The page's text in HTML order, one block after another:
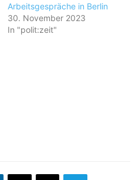
Arbeitsgespräche in Berlin
30. November 2023
In "polit:zeit"